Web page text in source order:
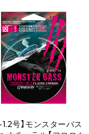
1.2号】モンスターバス